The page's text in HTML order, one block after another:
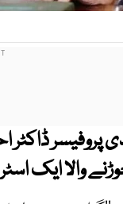
پروفیسر
والا ایک